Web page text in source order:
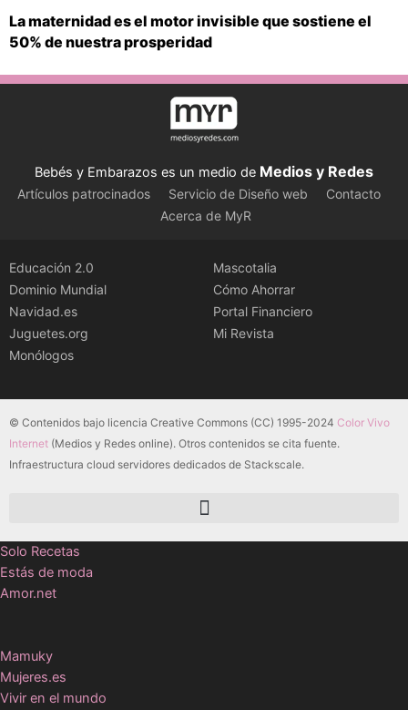
La maternidad es el motor invisible que sostiene el
50% de nuestra prosperidad
Bebés y Embarazos es un medio de Medios y Redes
Artículos patrocinados Servicio de Diseño web
Contacto
Acerca de MyR
Educación 2.0
Dominio Mundial
Navidad.es
Juguetes.org
Monólogos
Mascotalia
Cómo Ahorrar
Portal Financiero
Mi Revista
© Contenidos bajo licencia Creative Commons (CC) 1995-2024 Color Vivo
Internet (Medios y Redes online). Otros contenidos se cita fuente.
Infraestructura cloud servidores dedicados de Stackscale.
Solo Recetas
Estás de moda
Amor.net
Mamuky
Mujeres.es
Vivir en el mundo